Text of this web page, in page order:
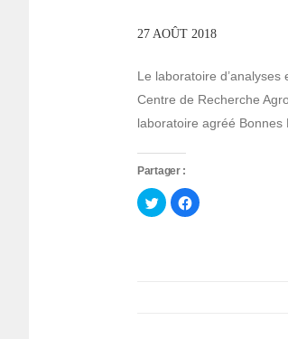
27 AOÛT 2018
Le laboratoire d’analyses
Centre de Recherche
laboratoire agréé Bonnes
Partager :
Cliquez
pour
partager
Cliquez
pour